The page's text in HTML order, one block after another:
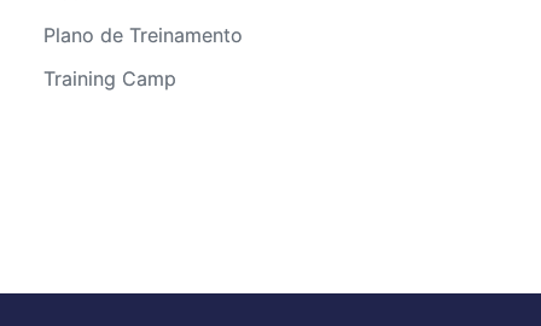
Plano de Treinamento
Training Camp